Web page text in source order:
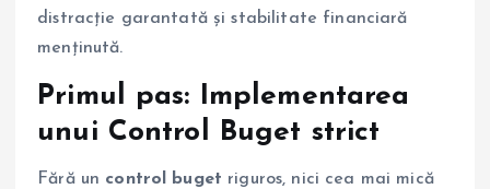
distracție garantată și stabilitate financiară
menținută.
Primul pas: Implementarea
unui Control Buget strict
Fără un control buget riguros, nici cea mai mică